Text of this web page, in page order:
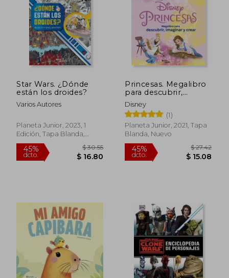
Star Wars. ¿Dónde
están los droides?
Varios Autores
Planeta Junior, 2023, 1
Edición, Tapa Blanda,
Nuevo
45%
$ 16.80
Princesas. Megalibro
para descubrir,
imaginar y crear
Disney
(1)
Planeta Junior, 2021, Tapa
Blanda, Nuevo
45%
dcto.